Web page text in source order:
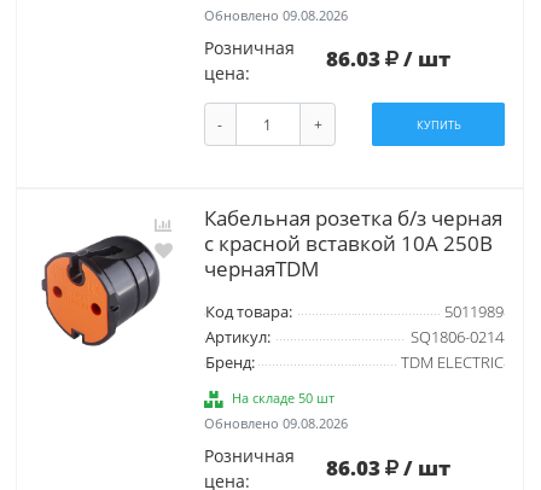
Обновлено 09.08.2026
Розничная
цена:
86.03 / шт
- + КУПИТЬ
Кабельная розетка б/з черная
с красной вставкой 10А 250B
чернаяTDM
Код товара:
5011989
Артикул:
SQ1806-0214
Бренд:
TDM ELECTRIC
На складе 50 шт
Обновлено 09.08.2026
Розничная
цена:
86.03 / шт